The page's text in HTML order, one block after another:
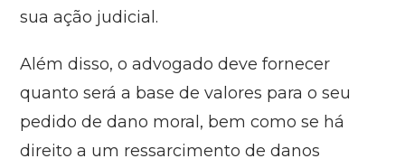
sua ação judicial.
Além disso, o advogado deve fornecer
quanto será a base de valores para o seu
pedido de dano moral, bem como se há
direito a um ressarcimento de danos